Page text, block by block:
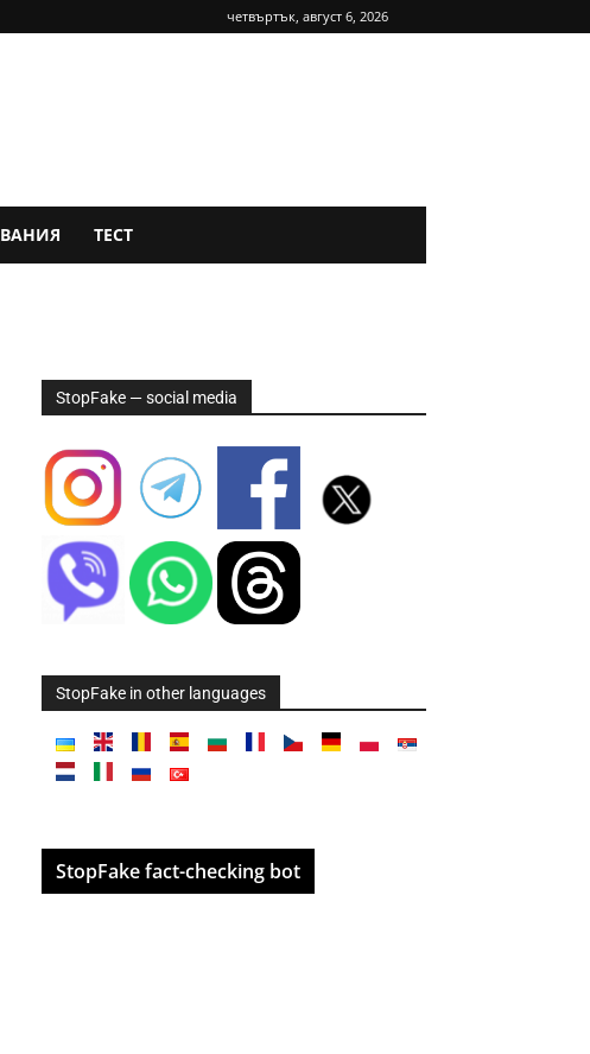
четвъртък, август 6, 2026
ТЕСТ
StopFake — social media
StopFake in other languages
StopFake fact-checking bot